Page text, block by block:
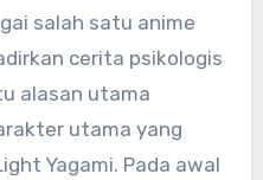
cerita psikologis
alasan utama
utama yang
Yagami. Pada awal